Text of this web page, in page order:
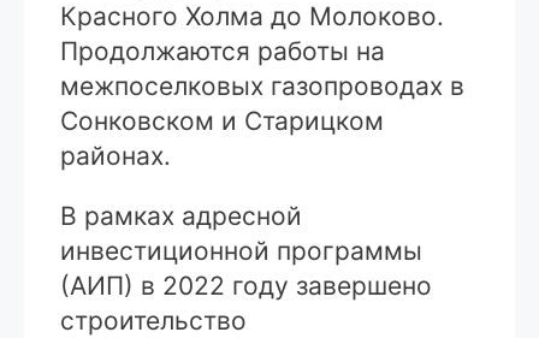
Красного Холма до Молоково.
Продолжаются работы на
межпоселковых газопроводах в
Сонковском и Старицком
районах.
В рамках адресной
инвестиционной программы
(АИП) в 2022 году завершено
строительство